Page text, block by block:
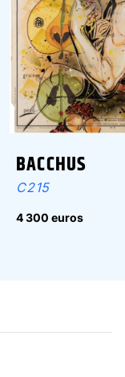
BACCHUS
C215
4 300 euros